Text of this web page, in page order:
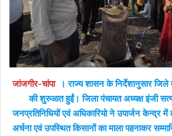
जांजगीर-चांपा
। राज्य शासन के निर्देशानुसार
की शुरुआत हुईं। जिला पंचायत अध्यक्ष इंजी
जनप्रतिनिधियों एवं अधिकारियो ने उपार्जन केन्द्र
अर्चना एवं उपस्थित किसानों का माला पहनाकर